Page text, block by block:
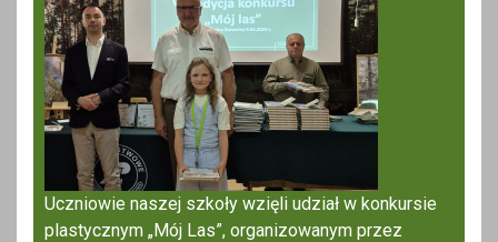
Uczniowie naszej szkoły wzięli udział w konkursie
plastycznym „Mój Las”, organizowanym przez